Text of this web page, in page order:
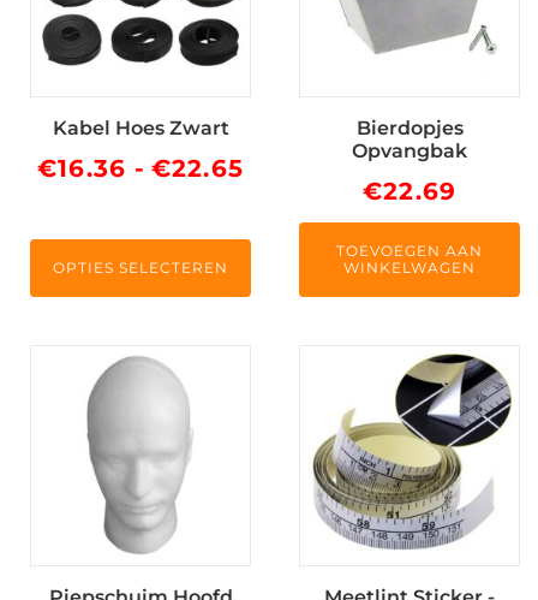
Kabel Hoes Zwart
€16.36 - €22.65 Prijsklasse:
tot
OPTIES SELECTEREN
variaties.
Deze
optie
gekozen
worden
productpagina
Bierdopjes
Opvangbak
€22.69
TOEVOEGEN AAN
WINKELWAGEN